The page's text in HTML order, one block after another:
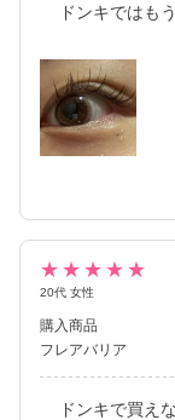
れている私たちの
ドンキではも
★★★★★
20代 女性
購入商品
フレアバリア
ドンキで買え